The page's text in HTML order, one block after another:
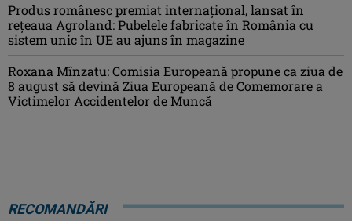
Produs românesc premiat internațional, lansat în
rețeaua Agroland: Pubelele fabricate în România cu
sistem unic în UE au ajuns în magazine
Roxana Mînzatu: Comisia Europeană propune ca ziua de
8 august să devină Ziua Europeană de Comemorare a
Victimelor Accidentelor de Muncă
RECOMANDĂRI